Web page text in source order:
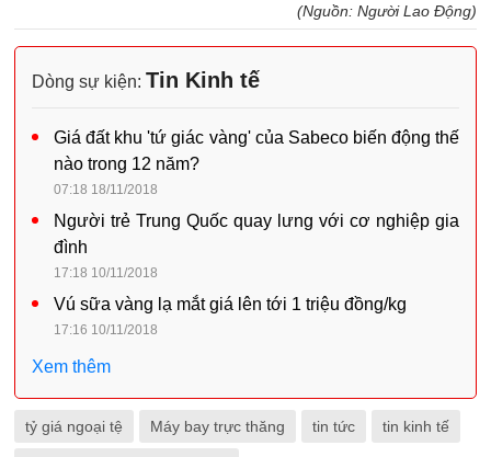
(Nguồn: Người Lao Động)
Dòng sự kiện: Tin Kinh tế
Giá đất khu 'tứ giác vàng' của Sabeco biến động thế
nào trong 12 năm?
07:18 18/11/2018
Người trẻ Trung Quốc quay lưng với cơ nghiệp gia
đình
17:18 10/11/2018
Vú sữa vàng lạ mắt giá lên tới 1 triệu đồng/kg
17:16 10/11/2018
Xem thêm
tỷ giá ngoại tệ Máy bay trực thăng tin tức tin kinh tế